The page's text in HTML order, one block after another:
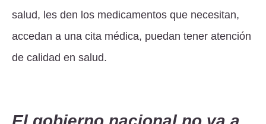
salud, les den los medicamentos que necesitan,
accedan a una cita médica, puedan tener atención
de calidad en salud.